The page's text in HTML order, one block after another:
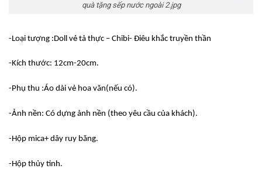
quà tặng sếp nước ngoài 2.jpg
-Loại tượng :Doll vẻ tả thực – Chibi- Điêu khắc truyền thần
-Kích thước: 12cm-20cm.
-Phụ thu :Áo dài vẻ hoa văn(nếu có).
-Ảnh nền: Có dựng ảnh nền (theo yêu cầu của khách).
-Hộp mica+ dây ruy băng.
-Hộp thủy tinh.